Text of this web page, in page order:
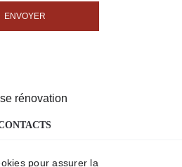
ENVOYER
renovation.fr
pour assurer la